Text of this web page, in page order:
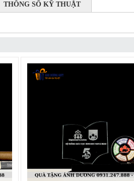
THÔNG SỐ KỸ THUẬT